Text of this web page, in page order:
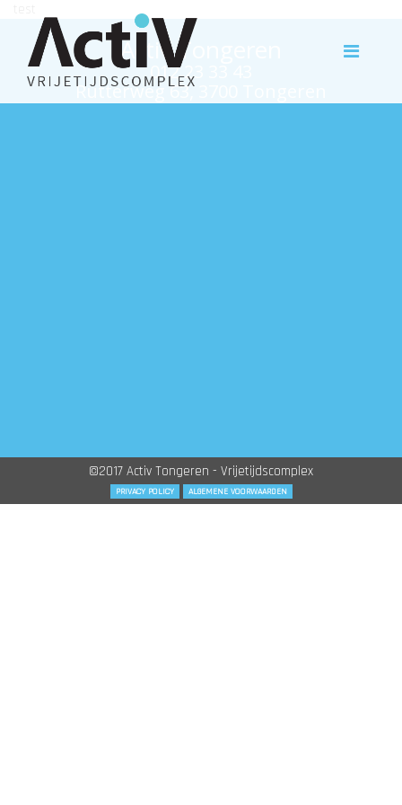
Activ Tongeren
012 23 33 43
Rutterweg 63, 3700 Tongeren
©2017 Activ Tongeren - Vrijetijdscomplex
PRIVACY POLICY ALGEMENE VOORWAARDEN